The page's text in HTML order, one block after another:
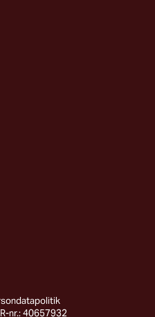
nr.: 40657932